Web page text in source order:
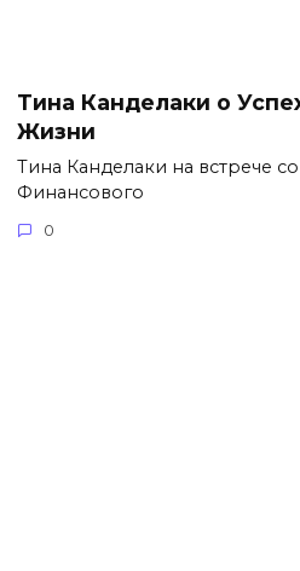
Тина Канделаки о
Жизни
Тина Канделаки на встрече
Финансового
0